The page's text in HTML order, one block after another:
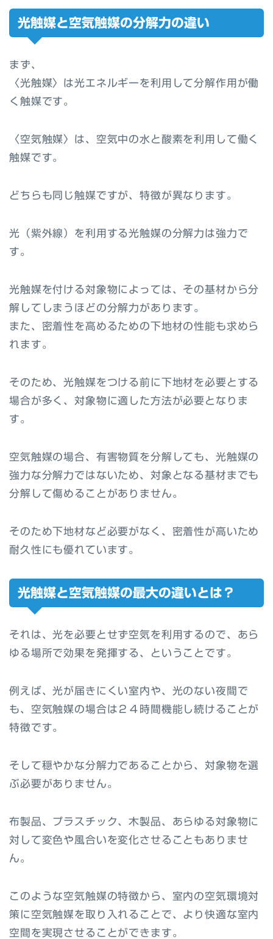
光触媒と空気触媒の分解力の違い
まず、
〈光触媒〉は光エネルギーを利用して分解作用が働
く触媒です。
〈空気触媒〉は、空気中の水と酸素を利用して働く
触媒です。
どちらも同じ触媒ですが、特徴が異なります。
光（紫外線）を利用する光触媒の分解力は強力で
す。
光触媒を付ける対象物によっては、その基材から分
解してしまうほどの分解力があります。
また、密着性を高めるための下地材の性能も求めら
れます。
そのため、光触媒をつける前に下地材を必要とする
場合が多く、対象物に適した方法が必要となりま
す。
空気触媒の場合、有害物質を分解しても、光触媒の
強力な分解力ではないため、対象となる基材までも
分解して傷めることがありません。
そのため下地材など必要がなく、密着性が高いため
耐久性にも優れています。
光触媒と空気触媒の最大の違いとは？
それは、光を必要とせず空気を利用するので、あら
ゆる場所で効果を発揮する、ということです。
例えば、光が届きにくい室内や、光のない夜間で
も、空気触媒の場合は２４時間機能し続けることが
特徴です。
そして穏やかな分解力であることから、対象物を選
ぶ必要がありません。
布製品、プラスチック、木製品、あらゆる対象物に
対して変色や風合いを変化させることもありませ
ん。
このような空気触媒の特徴から、室内の空気環境対
策に空気触媒を取り入れることで、より快適な室内
空間を実現させることができます。